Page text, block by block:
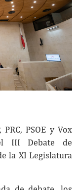
PSOE y Vox
III Debate de
la XI Legislatura